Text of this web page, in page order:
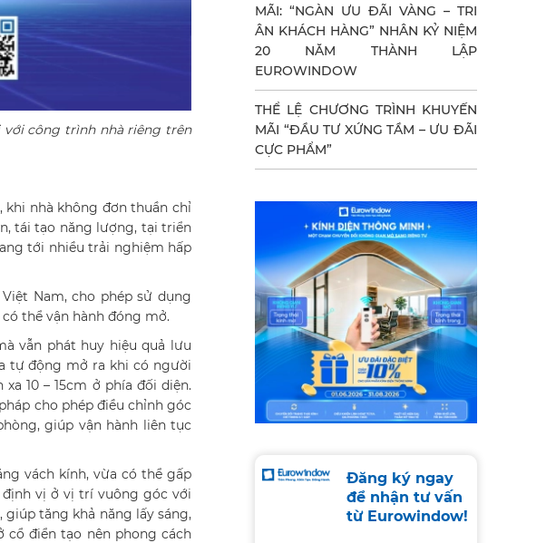
với công trình nhà riêng trên
nhà không đơn thuần chỉ
tái tạo năng lượng, tại triển
tới nhiều trải nghiệm hấp
Nam, cho phép sử dụng
thể vận hành đóng mở.
vẫn phát huy hiệu quả lưu
tự động mở ra khi có người
10 – 15cm ở phía đối diện.
cho phép điều chỉnh góc
giúp vận hành liên tục
vách kính, vừa có thể gấp
vị ở vị trí vuông góc với
tăng khả năng lấy sáng,
điển tạo nên phong cách
MÃI: “NGÀN ƯU ĐÃI VÀNG – TRI
ÂN KHÁCH HÀNG” NHÂN KỶ NIỆM
20 NĂM THÀNH LẬP
EUROWINDOW
THỂ LỆ CHƯƠNG TRÌNH KHUYẾN
MÃI “ĐẦU TƯ XỨNG TẦM – ƯU ĐÃI
CỰC PHẨM”
Đăng ký ngay
để nhận tư vấn
từ Eurowindow!